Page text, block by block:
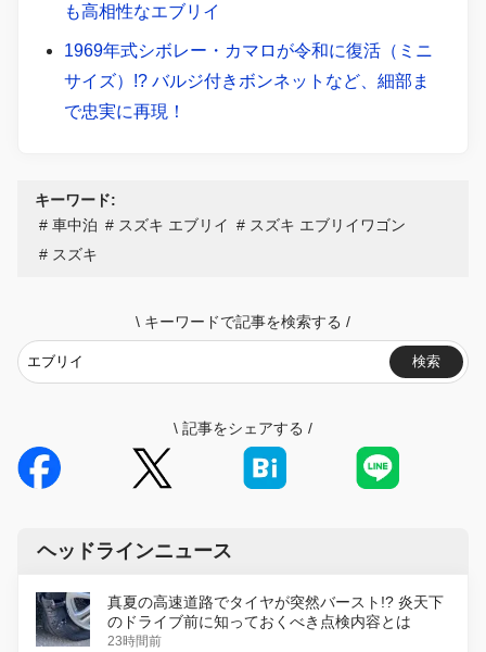
も高相性なエブリイ
1969年式シボレー・カマロが令和に復活（ミニ
サイズ）!? バルジ付きボンネットなど、細部ま
で忠実に再現！
キーワード:
車中泊
スズキ エブリイ
スズキ エブリイワゴン
スズキ
\ キーワードで記事を検索する /
検索
\ 記事をシェアする /
ヘッドラインニュース
真夏の高速道路でタイヤが突然バースト!? 炎天下
のドライブ前に知っておくべき点検内容とは
23時間前